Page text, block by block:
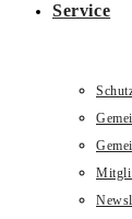
Service